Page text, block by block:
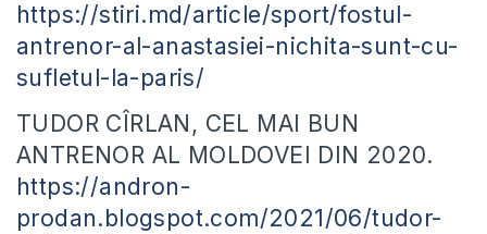
https://stiri.md/article/sport/fostul-
antrenor-al-anastasiei-nichita-sunt-cu-
sufletul-la-paris/
TUDOR CÎRLAN, CEL MAI BUN
ANTRENOR AL MOLDOVEI DIN 2020.
https://andron-
prodan.blogspot.com/2021/06/tudor-